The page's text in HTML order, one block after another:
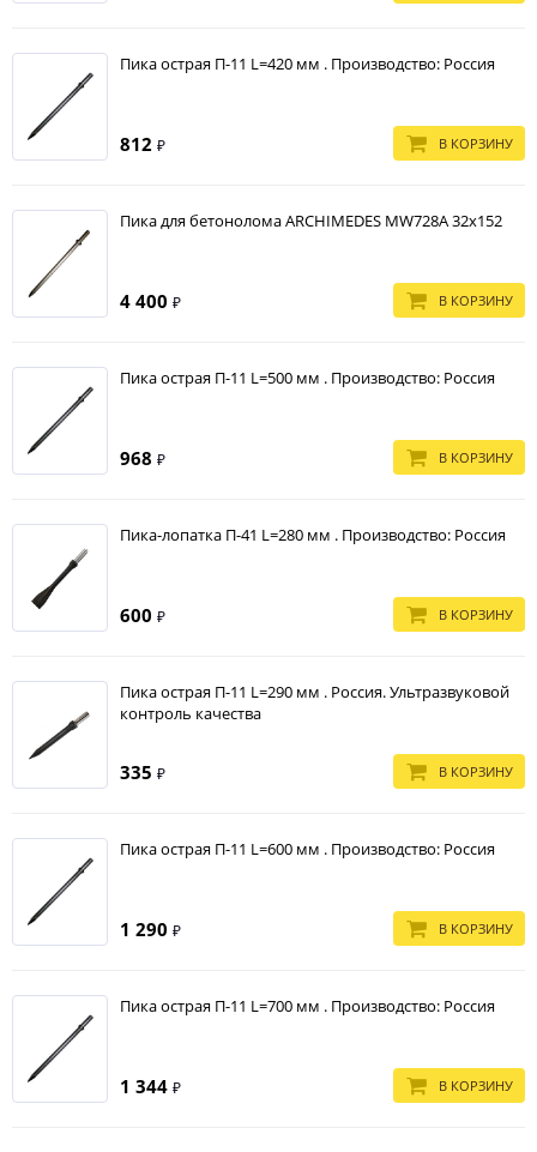
Пика острая П-11 L=420 мм . Производство: Россия
812 ₽ В КОРЗИНУ
Пика для бетонолома ARCHIMEDES MW728A 32х152
4 400 ₽ В КОРЗИНУ
Пика острая П-11 L=500 мм . Производство: Россия
968 ₽ В КОРЗИНУ
Пика-лопатка П-41 L=280 мм . Производство: Россия
600 ₽ В КОРЗИНУ
Пика острая П-11 L=290 мм . Россия. Ультразвуковой
контроль качества
335 ₽ В КОРЗИНУ
Пика острая П-11 L=600 мм . Производство: Россия
1 290 ₽ В КОРЗИНУ
Пика острая П-11 L=700 мм . Производство: Россия
1 344 ₽ В КОРЗИНУ